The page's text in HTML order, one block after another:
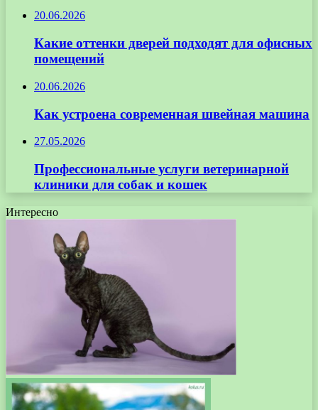
20.06.2026
Какие оттенки дверей подходят для офисных
помещений
20.06.2026
Как устроена современная швейная машина
27.05.2026
Профессиональные услуги ветеринарной
клиники для собак и кошек
Интересно